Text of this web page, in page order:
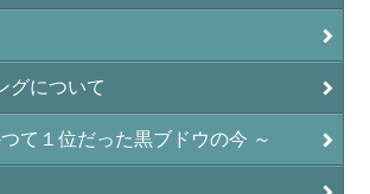
グについて
て１位だった黒ブドウの今 ～